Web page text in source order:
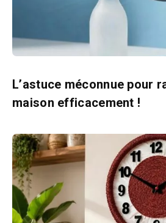
L’astuce méconnue pour
maison efficacement !